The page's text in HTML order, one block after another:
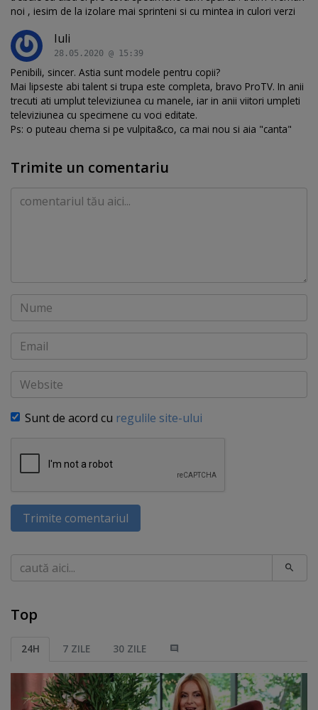
noi , iesim de la izolare mai sprinteni si cu mintea in culori verzi
Iuli
28.05.2020 @ 15:39
Penibili, sincer. Astia sunt modele pentru copii?
Mai lipseste abi talent si trupa este completa, bravo ProTV. In anii
trecuti ati umplut televiziunea cu manele, iar in anii viitori umpleti
televiziunea cu specimene cu voci editate.
Ps: o puteau chema si pe vulpita&co, ca mai nou si aia "canta"
Trimite un comentariu
Comentariu
Nume
Email
Website
Sunt de acord cu regulile site-ului
Trimite comentariul
Caută
Top
24H 7 ZILE 30 ZILE